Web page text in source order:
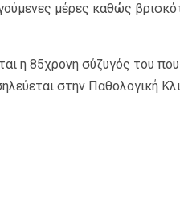
μέρες καθώς
η 85χρονη σύζυγός του
στην Παθολογική